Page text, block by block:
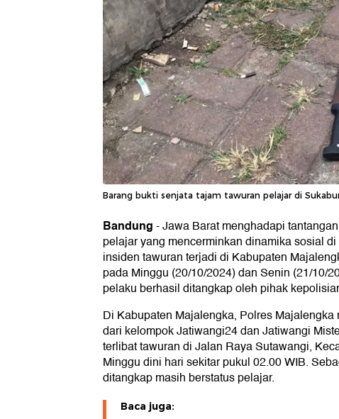
Barang bukti senjata tajam tawuran pelajar di
Bandung-Jawa Barat menghadapi
pelajar yang mencerminkan dinamika sosial
insiden tawuran terjadi di Kabupaten
pada Minggu (20/10/2024) dan Senin (21/10/
pelaku berhasil ditangkap oleh pihak
Di Kabupaten Majalengka, Polres
dari kelompok Jatiwangi24 dan Jatiwangi
terlibat tawuran di Jalan Raya Sutawangi,
Minggu dini hari sekitar pukul 02.00 WIB.
ditangkap masih berstatus pelajar.
Baca juga: